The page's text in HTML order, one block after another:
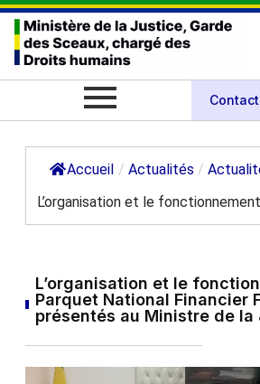
Contact
Accueil / Actualités /
L’organisation et le
L’organisation et le
Parquet National Financier
présentés au Ministre de